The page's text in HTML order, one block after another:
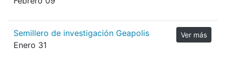
Semillero de investigación Geapolis
Enero 31
Ver más